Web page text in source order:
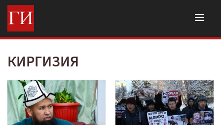
КИРГИЗИЯ